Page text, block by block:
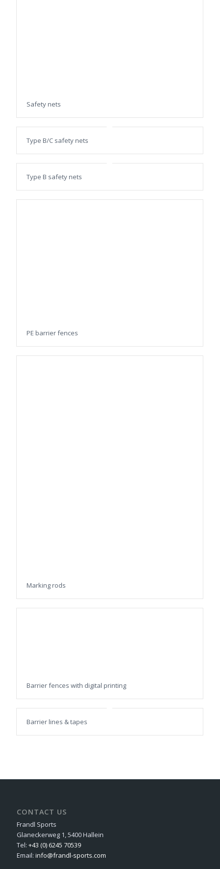
Safety nets
Type B/C safety nets
Type B safety nets
PE barrier fences
Marking rods
Barrier fences with digital printing
Barrier lines & tapes
CONTACT US
Frandl Sports
Glaneckerweg 1, 5400 Hallein
Tel: +43 (0) 6245 70539
Email: info@frandl-sports.com